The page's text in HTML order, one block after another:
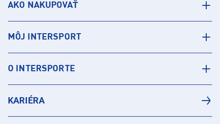
AKO NAKUPOVAŤ
MÔJ INTERSPORT
O INTERSPORTE
KARIÉRA